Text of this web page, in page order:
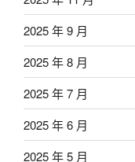
2025 年 9 月
2025 年 8 月
2025 年 7 月
2025 年 6 月
2025 年 5 月